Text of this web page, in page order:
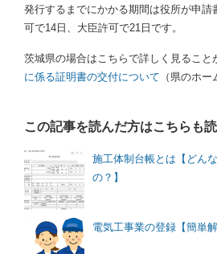
発行するまでにかかる期間は役所が申請
可で14日、大臣許可で21日です。
茨城県の場合はこちらで詳しく見るこ
に係る証明書の交付について （県のホ
この記事を読んだ方はこちらも
施工体制台帳とは【どん
の？】
電気工事業の登録【簡単解